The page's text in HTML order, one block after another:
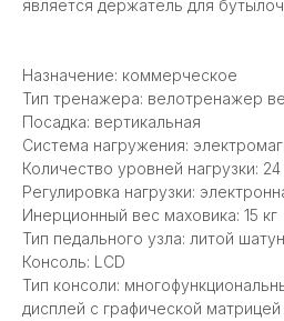
является держатель для
Назначение: коммерческое
Тип тренажера: велотренажер
Посадка: вертикальная
Система нагружения:
Количество уровней нагрузки: 24
Регулировка нагрузки:
Инерционный вес маховика: 15 кг
Тип педального узла: литой
Консоль: LCD
Тип консоли:
дисплей с графической матрицей